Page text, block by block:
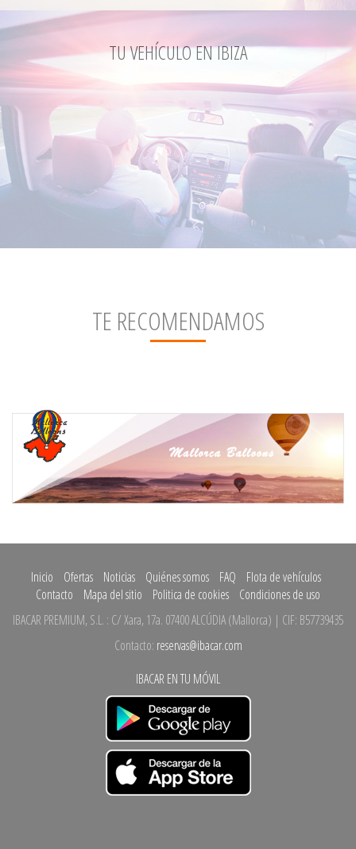
TU VEHÍCULO EN IBIZA
TE RECOMENDAMOS
Inicio Ofertas Noticias Quiénes somos FAQ
Flota de vehículos
Contacto
Mapa del sitio Politica de cookies
Condiciones de uso
IBACAR PREMIUM, S.L. : C/ Xara, 17a. 07400 ALCÚDIA(Mallorca) | CIF: B57739435
Contacto: reservas@ibacar.com
IBACAR EN TU MÓVIL